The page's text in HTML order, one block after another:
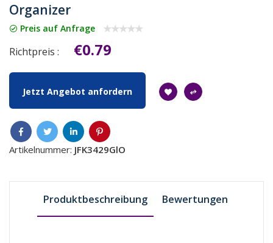
Organizer
Preis auf Anfrage
Richtpreis : €0.79
Jetzt Angebot anfordern
Artikelnummer: JFK3429GlO
Produktbeschreibung Bewertungen